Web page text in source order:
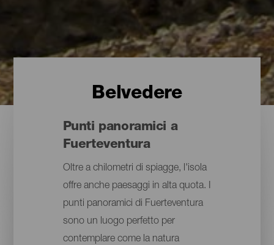
Belvedere
Punti panoramici a
Fuerteventura
Oltre a chilometri di spiagge, l'isola
offre anche paesaggi in alta quota. I
punti panoramici di Fuerteventura
sono un luogo perfetto per
contemplare come la natura